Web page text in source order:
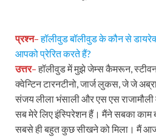
प्रश्न– हॉलीवुड बॉलीवुड के कौन से
आपको प्रेरित करते हैं?
उत्तर–हॉलीवुड में मुझे जेम्स कैमरून,
क्वेन्टिन टारनटीनो, जार्ज लुकस, जे जे
संजय लीला भंसाली और एस एस
सब मेरे लिए इंस्पिरेशन हैं। मैंने सबका काम
सबसे ही बहुत कुछ सीखने को मिला। मैं